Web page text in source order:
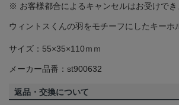
※ お客様都合によるキャンセルはお受けでき
ウィントスくんの羽をモチーフにしたキーホ
サイズ：55×35×110ｍｍ
メーカー品番：st900632
返品・交換について